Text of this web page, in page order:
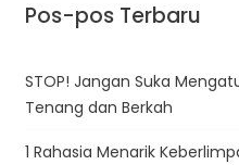
Pos-pos Terbaru
STOP! Jangan Suka
Tenang dan Berkah
1 Rahasia Menarik